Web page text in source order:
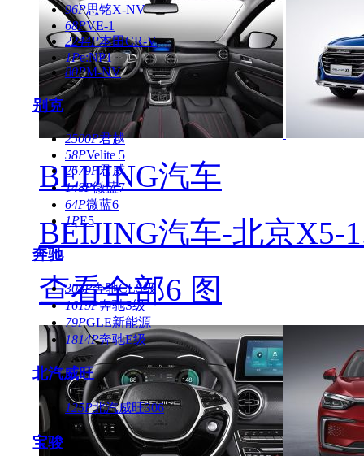
96P思铭X-NV
68PVE-1
2244P本田CR-V
1Pe:NP1
80PM-NV
别克
2500P君越
58PVelite 5
2679P君威
148P微蓝7
64P微蓝6
1PE5
奔驰
308P奔驰CLS级
1619P奔驰S级
79PGLE新能源
1814P奔驰E级
北汽威旺
125P北汽威旺306
宝骏
BEIJING汽车
BEIJING汽车-北京X5-
查看全部6 图